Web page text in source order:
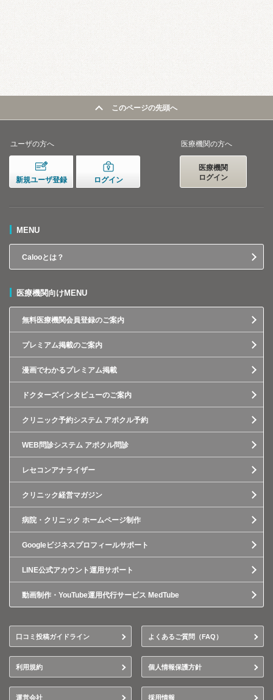
このページの先頭へ
ユーザの方へ
新規ユーザ登録 ログイン
医療機関の方へ
医療機関
ログイン
MENU
Calooとは？
医療機関向けMENU
無料医療機関会員登録のご案内
プレミアム掲載のご案内
漫画でわかるプレミアム掲載
ドクターズインタビューのご案内
クリニック予約システム アポクル予約
WEB問診システム アポクル問診
レセコンアナライザー
クリニック経営マガジン
病院・クリニック ホームページ制作
Googleビジネスプロフィールサポート
LINE公式アカウント運用サポート
動画制作・YouTube運用代行サービス MedTube
口コミ投稿ガイドライン よくあるご質問（FAQ）
利用規約 個人情報保護方針
運営会社 採用情報